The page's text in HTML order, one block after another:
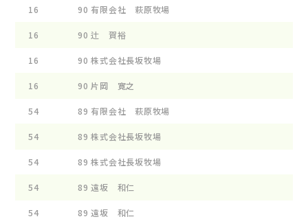
16 90 有限会社 萩原牧場
16 90 辻 賀裕
16 90 株式会社長坂牧場
16 90 片岡 寛之
54 89 有限会社 萩原牧場
54 89 株式会社長坂牧場
54 89 株式会社長坂牧場
54 89 遠坂 和仁
54 89 遠坂 和仁